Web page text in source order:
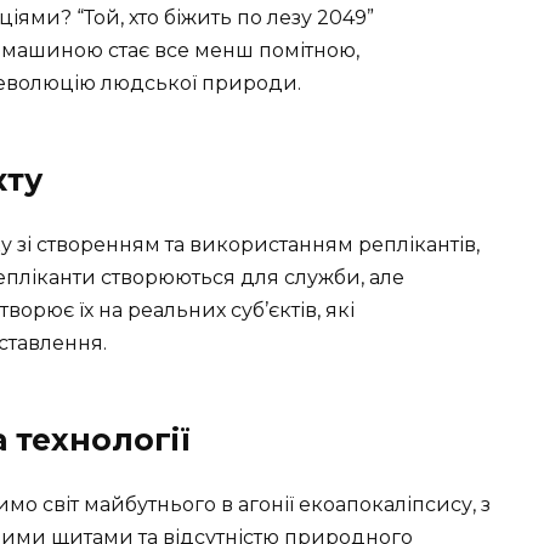
“Той, хто біжить по лезу 2049”
стає все менш помітною,
людської природи.
створенням та використанням реплікантів,
створюються для служби, але
їх на реальних суб’єктів, які
світ майбутнього в агонії екоапокаліпсису, з
щитами та відсутністю природного